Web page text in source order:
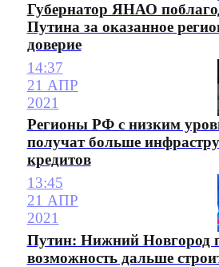
Губернатор ЯНАО
Путина за оказанное
доверие
14:37
21 АПР
2021
Регионы РФ с низким
получат больше
кредитов
13:45
21 АПР
2021
Путин: Нижний Новгород
возможность дальше